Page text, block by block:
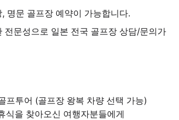
명문 골프장 예약이 가능합니다.
전문성으로 일본 전국 골프장 상담/문의가
프투어 (골프장 왕복 차량 선택 가능)
식을 찾아오신 여행자분들에게